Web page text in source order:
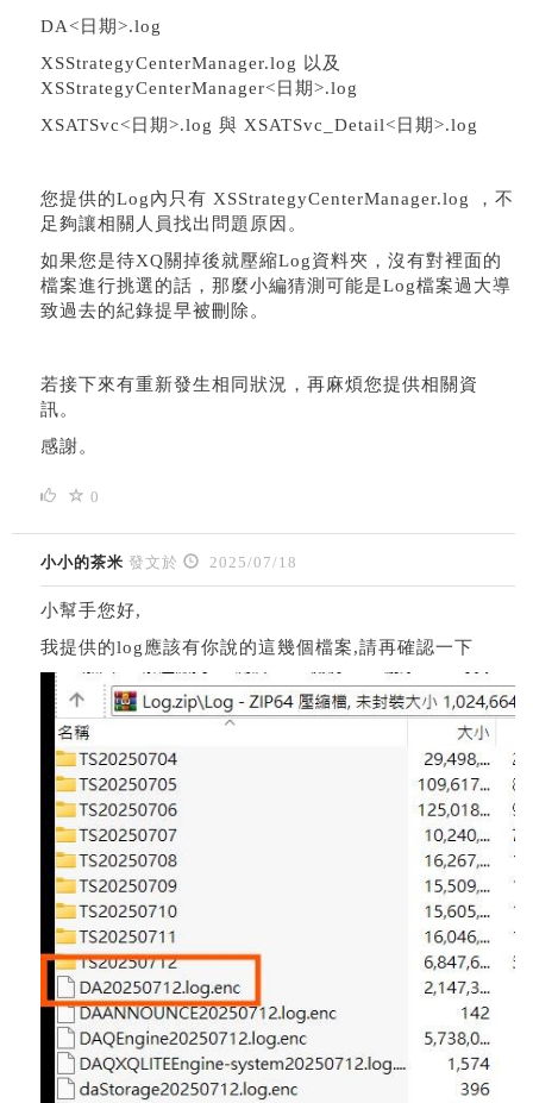
DA<日期>.log
XSStrategyCenterManager.log 以及
XSStrategyCenterManager<日期>.log
XSATSvc<日期>.log 與 XSATSvc_Detail<日期>.log
您提供的Log內只有 XSStrategyCenterManager.log ，不
足夠讓相關人員找出問題原因。
如果您是待XQ關掉後就壓縮Log資料夾，沒有對裡面的
檔案進行挑選的話，那麼小編猜測可能是Log檔案過大導
致過去的紀錄提早被刪除。
若接下來有重新發生相同狀況，再麻煩您提供相關資
訊。
感謝。
0
小小的茶米 發文於 2025/07/18
小幫手您好,
我提供的log應該有你說的這幾個檔案,請再確認一下